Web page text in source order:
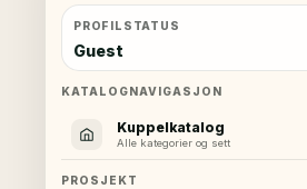
PROFILSTATUS
Guest
KATALOGNAVIGASJON
Kuppelkatalog
Alle kategorier og sett
PROSJEKT